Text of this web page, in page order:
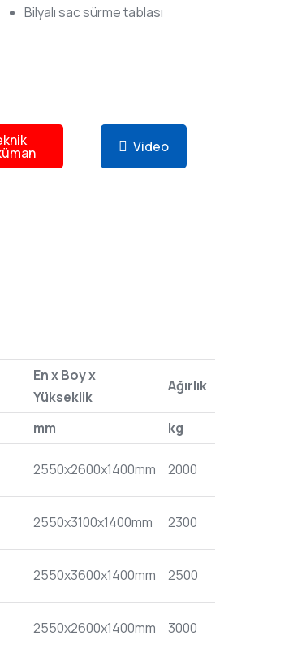
Bilyalı sac sürme tablası
Video
En x Boy x
Yükseklik
Ağırlık
mm
kg
2550x2600x1400mm 2000
2550x3100x1400mm 2300
2550x3600x1400mm 2500
2550x2600x1400mm 3000